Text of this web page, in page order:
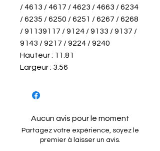
/ 4613 / 4617 / 4623 / 4663 / 6234
/ 6235 / 6250 / 6251 / 6267 / 6268
/ 91139117 / 9124 / 9133 / 9137 /
9143 / 9217 / 9224 / 9240
Hauteur : 11.81
Largeur : 3.56
Aucun avis pour le moment
Partagez votre expérience, soyez le
premier à laisser un avis.